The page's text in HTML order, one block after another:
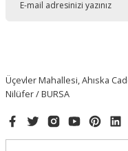
Üçevler Mahallesi, Ahıska
Nilüfer / BURSA